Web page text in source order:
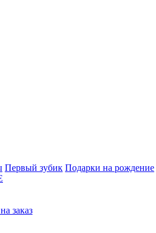
Первый зубик Подарки на рождение
заказ